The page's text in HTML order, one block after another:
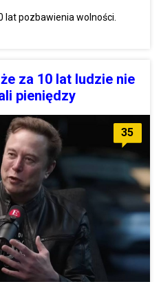
lat pozbawienia wolności.
za 10 lat ludzie nie
pieniędzy
35